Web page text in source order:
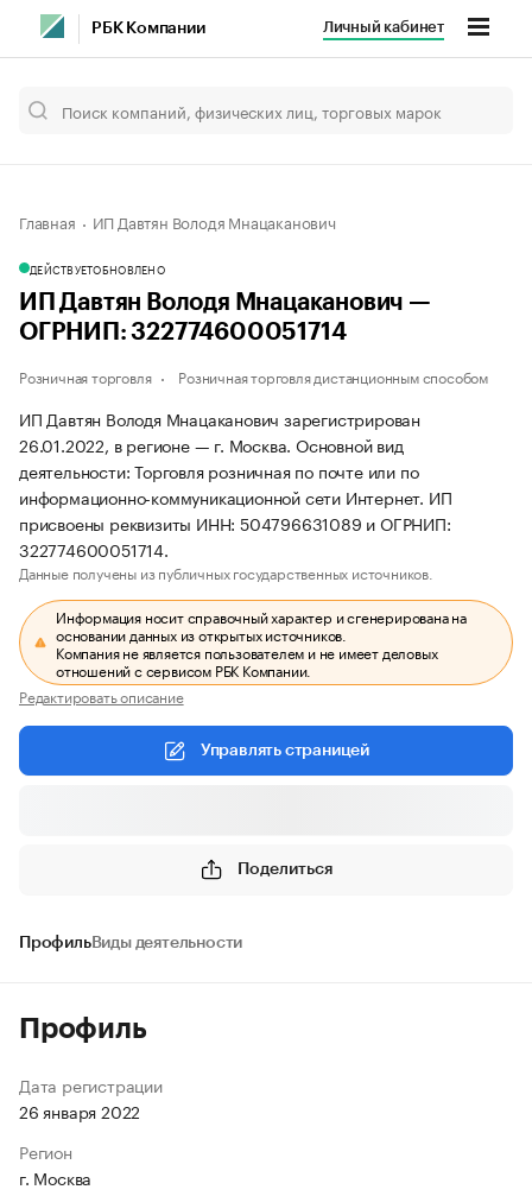
РБК Компании Личный кабинет
Главная ИП Давтян Володя Мнацаканович
ДЕЙСТВУЕТОБНОВЛЕНО
ИП Давтян Володя Мнацаканович —
ОГРНИП: 322774600051714
Розничная торговля Розничная торговля дистанционным способом
ИП Давтян Володя Мнацаканович зарегистрирован
26.01.2022, в регионе — г. Москва. Основной вид
деятельности: Торговля розничная по почте или по
информационно-коммуникационной сети Интернет. ИП
присвоены реквизиты ИНН: 504796631089 и ОГРНИП:
322774600051714.
Данные получены из публичных государственных источников.
Информация носит справочный характер и сгенерирована на
основании данных из открытых источников.
Компания не является пользователем и не имеет деловых
отношений с сервисом РБК Компании.
Редактировать описание
Управлять страницей
Поделиться
ПрофильВиды деятельности
Профиль
Дата регистрации
26 января 2022
Регион
г. Москва